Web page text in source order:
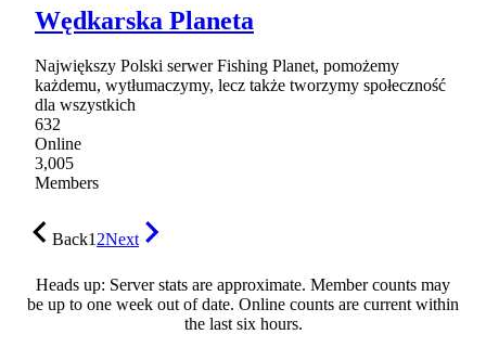
Wędkarska Planeta
Największy Polski serwer Fishing Planet, pomożemy
każdemu, wytłumaczymy, lecz także tworzymy społeczność
dla wszystkich
632
Online
3,005
Members
Back12Next
Heads up: Server stats are approximate. Member counts may
be up to one week out of date. Online counts are current within
the last six hours.